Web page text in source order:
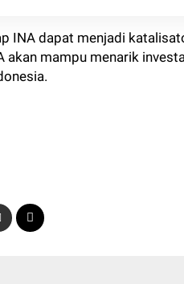
INA dapat menjadi
akan mampu menarik